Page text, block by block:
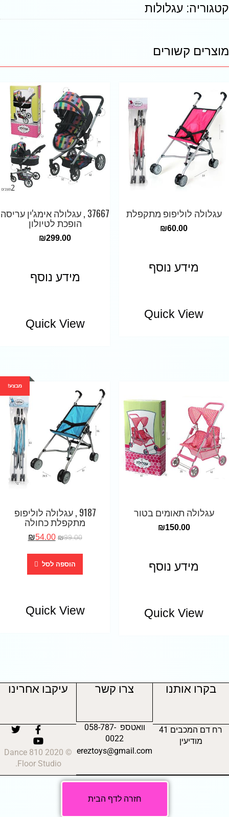
קטגוריה: עגלולות
מוצרים קשורים
עגלולה לוליפופ מתקפלת
₪60.00
מידע נוסף
Quick View
37667 , עגלולה אימג'ין עריסה
הופכת לטיולון
₪299.00
מידע נוסף
Quick View
עגלולה תאומים בטור
₪150.00
מידע נוסף
Quick View
מבצע!
9187 , עגלולה לוליפופ
מתקפלת כחולה
₪99.00
₪54.00
הוספה לסל
Quick View
בקרו אותנו
רח דם המכבים 41
מודיעין
צרו קשר
וואטספ 058-787-
0022
ereztoys@gmail.com
עיקבו אחרינו
© 2020 810 Dance
Floor Studio.
חזרה לדף הבית